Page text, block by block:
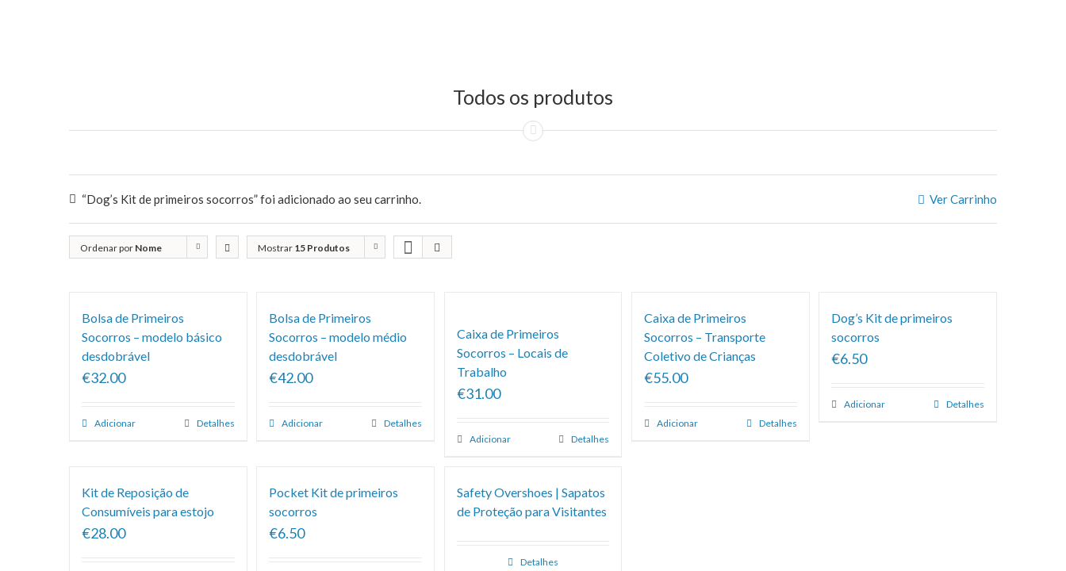
Todos os produtos
Ver Carrinho
“Dog’s Kit de primeiros socorros” foi adicionado ao seu carrinho.
Ordenar por Nome Mostrar 15 Produtos
Bolsa de Primeiros
Socorros – modelo básico
desdobrável
€32.00
Adicionar Detalhes
Bolsa de Primeiros
Socorros – modelo médio
desdobrável
€42.00
Adicionar Detalhes
Caixa de Primeiros
Socorros – Locais de
Trabalho
€31.00
Adicionar Detalhes
Caixa de Primeiros
Socorros – Transporte
Coletivo de Crianças
€55.00
Adicionar Detalhes
Dog’s Kit de primeiros
socorros
€6.50
Adicionar Detalhes
Kit de Reposição de
Consumíveis para estojo
€28.00
Pocket Kit de primeiros
socorros
€6.50
Safety Overshoes | Sapatos
de Proteção para Visitantes
Detalhes